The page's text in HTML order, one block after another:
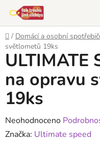
obsah
Domů
/ Domácí a osobní
světlometů 19ks
ULTIMATE
na opravu
19ks
Průměrné
hodnocení
Neohodnoceno
Značka: Ultimate speed